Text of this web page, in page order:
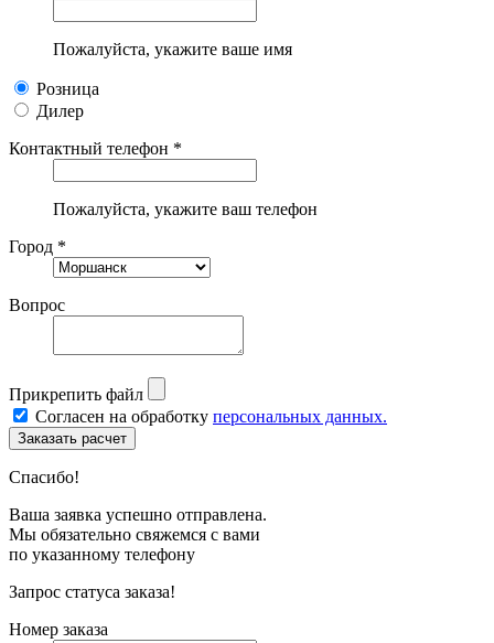
Пожалуйста, укажите ваше имя
Розница
Дилер
Контактный телефон *
Пожалуйста, укажите ваш телефон
Город *
Вопрос
Прикрепить файл
Согласен на обработку персональных данных.
Спасибо!
Ваша заявка успешно отправлена.
Мы обязательно свяжемся с вами
по указанному телефону
Запрос статуса заказа!
Номер заказа